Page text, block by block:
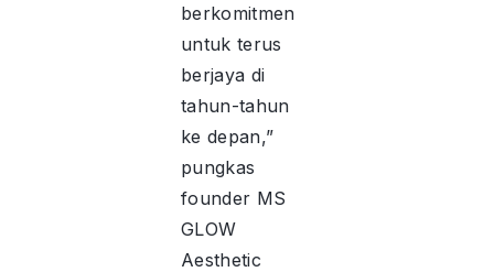
berkomitmen
untuk terus
berjaya di
tahun-tahun
ke depan,”
pungkas
founder MS
GLOW
Aesthetic